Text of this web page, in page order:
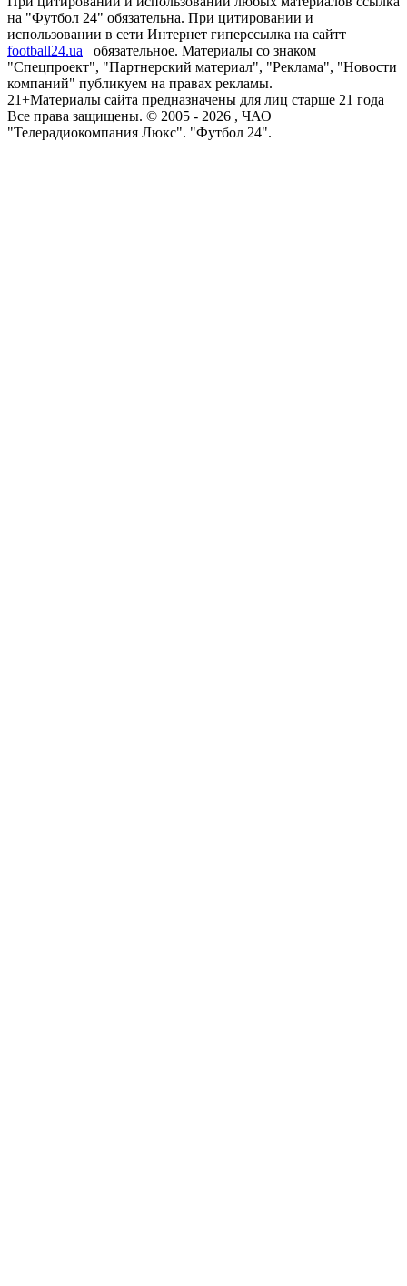
на "Футбол 24" обязательна. При цитировании и
использовании в сети Интернет гиперссылка на сайтт
football24.ua
обязательное. Материалы со знаком
"Спецпроект", "Партнерский материал", "Реклама", "Новости
компаний" публикуем на правах рекламы.
21+Материалы сайта предназначены для лиц старше 21 года
Все права защищены. © 2005 - 2026 , ЧАО
"Телерадиокомпания Люкс". "Футбол 24".